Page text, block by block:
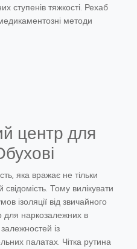
ступенів тяжкості. Рехаб
методи
центр для
яка вражає не тільки
Тому вилікувати
ізоляції від звичайного
для наркозалежних в
із
палатах. Чітка рутина